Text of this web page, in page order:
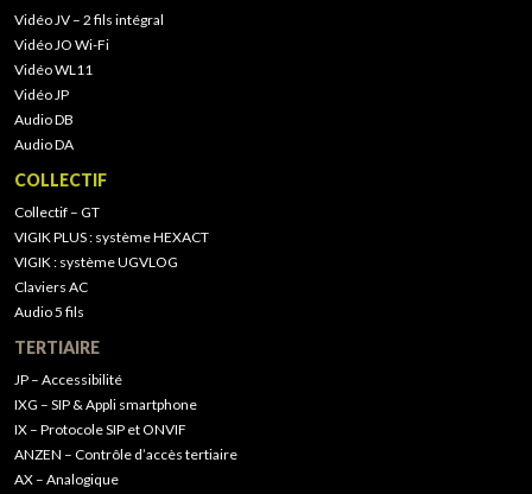
Vidéo JV – 2 fils intégral
Vidéo JO Wi-Fi
Vidéo WL11
Vidéo JP
Audio DB
Audio DA
COLLECTIF
Collectif – GT
VIGIK PLUS : système HEXACT
VIGIK : système UGVLOG
Claviers AC
Audio 5 fils
TERTIAIRE
JP – Accessibilité
IXG – SIP & Appli smartphone
IX – Protocole SIP et ONVIF
ANZEN – Contrôle d’accès tertiaire
AX – Analogique